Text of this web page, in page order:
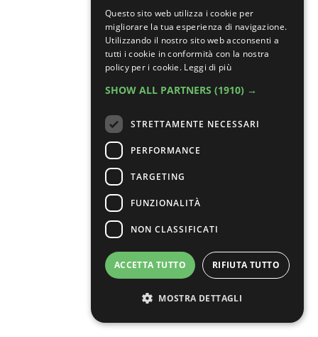
PUBBLICITÀ
Questo sito web utilizza i cookie per
migliorare la tua esperienza di navigazione.
Utilizzando il nostro sito web acconsenti a
tutti i cookie in conformità con la nostra
policy per i cookie. Leggi di più
SHOW ALL PARTNERS (1910) →
STRETTAMENTE NECESSARI
PERFORMANCE
TARGETING
FUNZIONALITÀ
NON CLASSIFICATI
ACCETTA TUTTO RIFIUTA TUTTO
MOSTRA DETTAGLI